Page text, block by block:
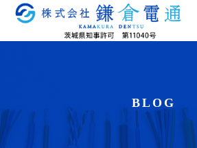
BLOG